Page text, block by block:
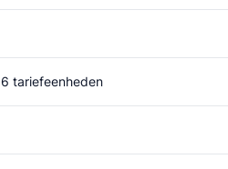
6 tariefeenheden